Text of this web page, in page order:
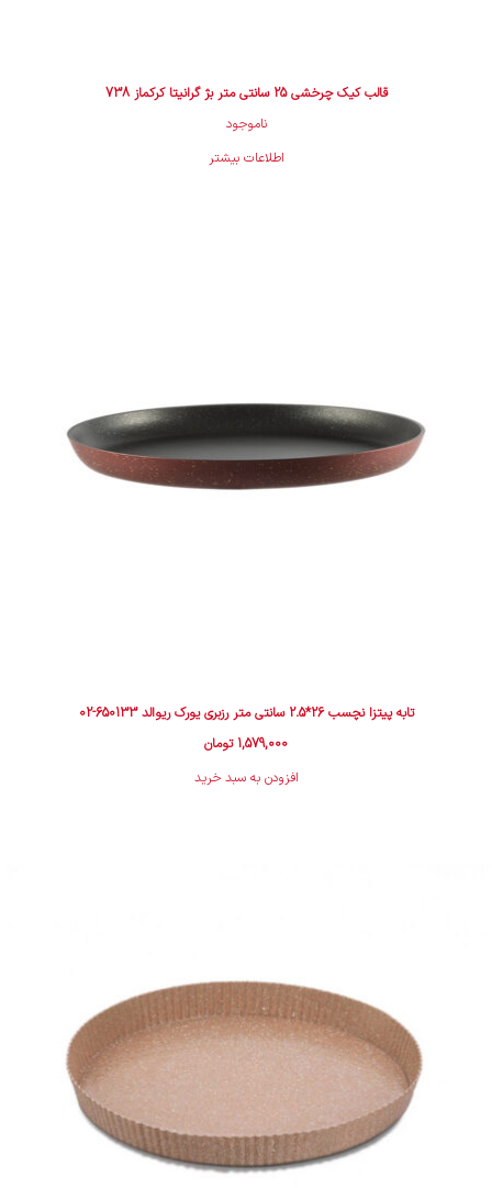
قالب کیک چرخشی 25 سانتی متر بژ گرانیتا کرکماز 738
ناموجود
اطلاعات بیشتر
تابه پیتزا نچسب 26*2.5 سانتی متر رزبری یورک ریوالد 650133-02
1,579,000 تومان
افزودن به سبد خرید